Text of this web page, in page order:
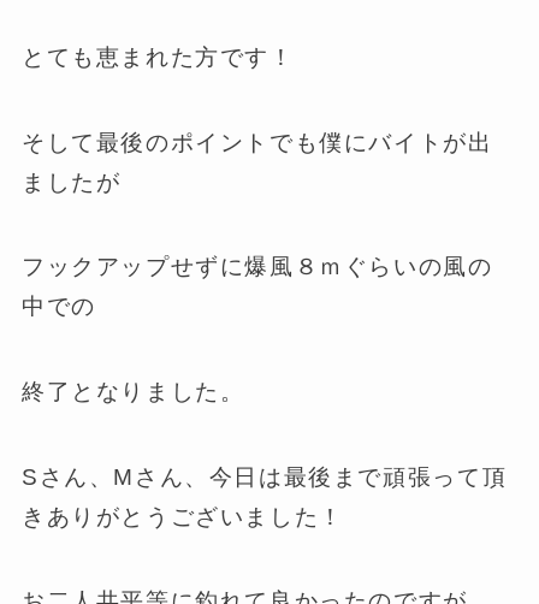
とても恵まれた方です！
そして最後のポイントでも僕にバイトが出
ましたが
フックアップせずに爆風８ｍぐらいの風の
中での
終了となりました。
Sさん、Mさん、今日は最後まで頑張って頂
きありがとうございました！